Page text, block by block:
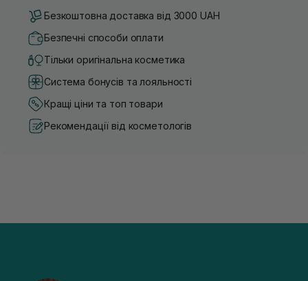
Безкоштовна доставка від 3000 UAH
Безпечні способи оплати
Тільки оригінальна косметика
Система бонусів та лояльності
Кращі ціни та топ товари
Рекомендації від косметологів